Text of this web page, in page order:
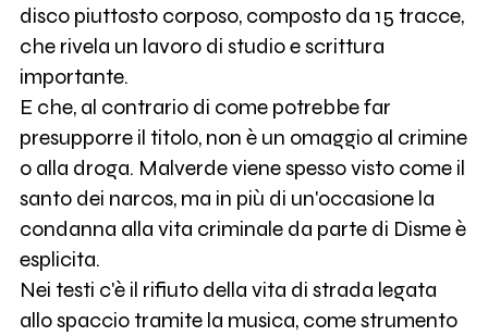
disco piuttosto corposo, composto da 15 tracce,
che rivela un lavoro di studio e scrittura
importante.
E che, al contrario di come potrebbe far
presupporre il titolo, non è un omaggio al crimine
o alla droga. Malverde viene spesso visto come il
santo dei narcos, ma in più di un'occasione la
condanna alla vita criminale da parte di Disme è
esplicita.
Nei testi c'è il rifiuto della vita di strada legata
allo spaccio tramite la musica, come strumento